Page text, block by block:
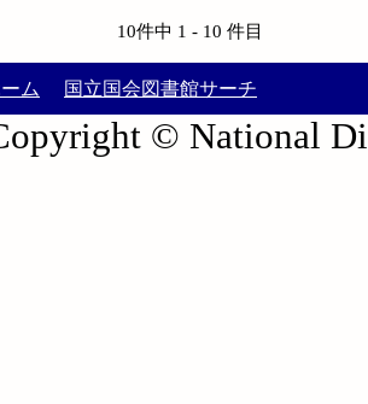
10件中 1 - 10 件目
ム 国立国会図書館サーチ
© National